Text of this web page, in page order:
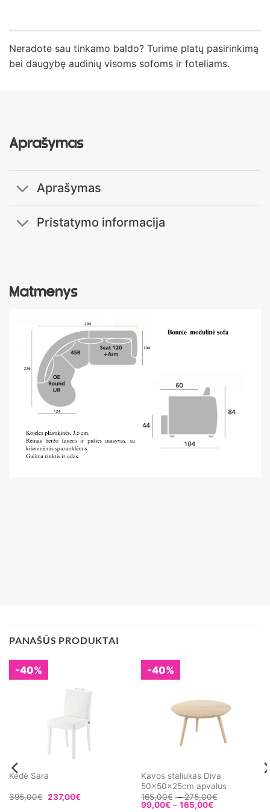
Neradote sau tinkamo baldo? Turime platų pasirinkimą
bei daugybę audinių visoms sofoms ir foteliams.
Matmenys
Aprašymas
Aprašymas
Pristatymo informacija
PANAŠŪS PRODUKTAI
-40%
Kėdė Sara
395,00€ 237,00€
-40%
Kavos staliukas Diva
50x50x25cm apvalus
165,00€ – 275,00€
99,00€ – 165,00€Price